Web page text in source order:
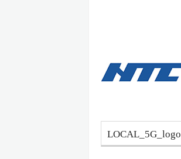
LOCAL_5G_logo